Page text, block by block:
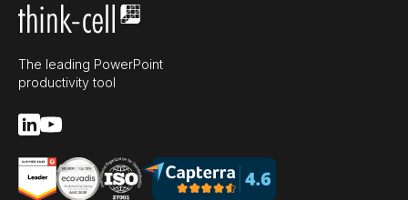
The leading PowerPoint
productivity tool